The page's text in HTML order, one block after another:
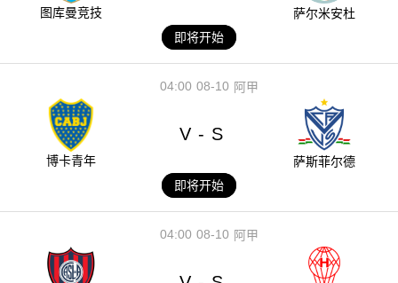
图库曼竞技
萨尔米安杜
即将开始
08-10
04:00 阿甲
博卡青年
V - S
萨斯菲尔德
即将开始
08-10
04:00 阿甲